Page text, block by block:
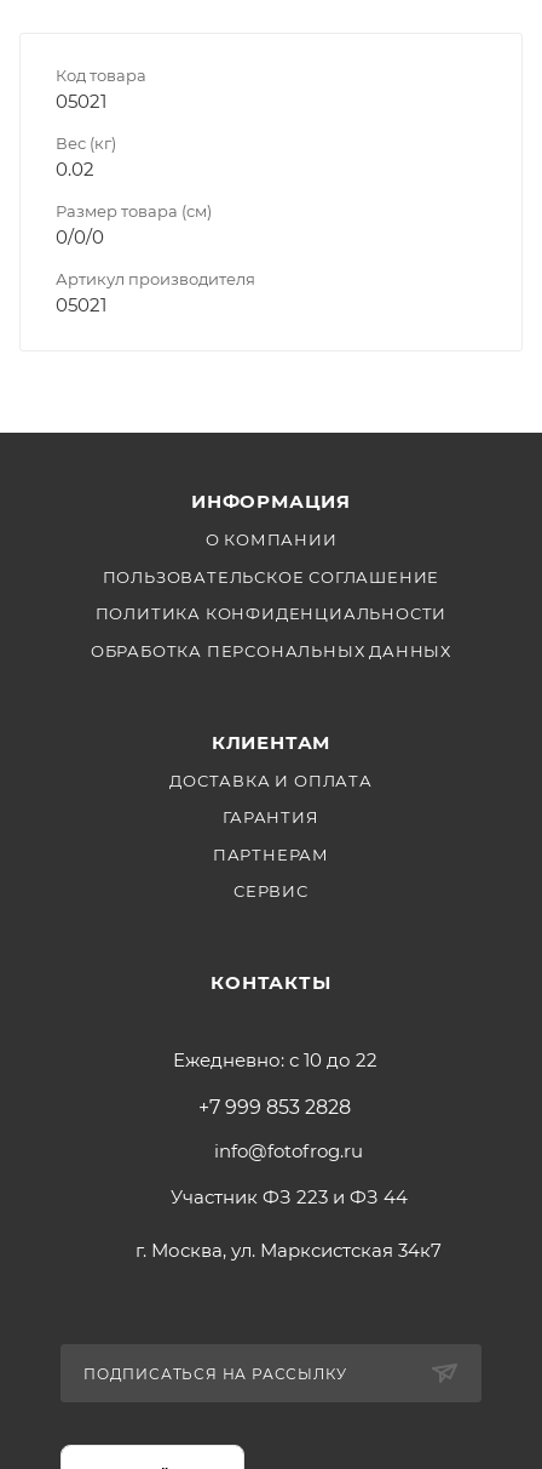
Код товара
05021
Вес (кг)
0.02
Размер товара (см)
0/0/0
Артикул производителя
05021
ИНФОРМАЦИЯ
О КОМПАНИИ
ПОЛЬЗОВАТЕЛЬСКОЕ СОГЛАШЕНИЕ
ПОЛИТИКА КОНФИДЕНЦИАЛЬНОСТИ
ОБРАБОТКА ПЕРСОНАЛЬНЫХ ДАННЫХ
КЛИЕНТАМ
ДОСТАВКА И ОПЛАТА
ГАРАНТИЯ
ПАРТНЕРАМ
СЕРВИС
КОНТАКТЫ
Ежедневно: с 10 до 22
+7 999 853 2828
info@fotofrog.ru
Участник ФЗ 223 и ФЗ 44
г. Москва, ул. Марксистская 34к7
ПОДПИСАТЬСЯ НА РАССЫЛКУ